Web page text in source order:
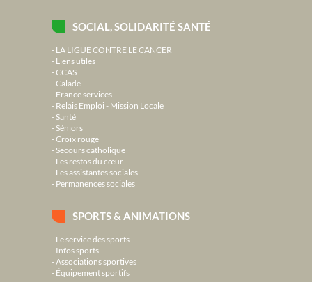
SOCIAL, SOLIDARITÉ SANTÉ
LA LIGUE CONTRE LE CANCER
Liens utiles
CCAS
Calade
France services
Relais Emploi - Mission Locale
Santé
Séniors
Croix rouge
Secours catholique
Les restos du cœur
Les assistantes sociales
Permanences sociales
SPORTS & ANIMATIONS
Le service des sports
Infos sports
Associations sportives
Équipement sportifs